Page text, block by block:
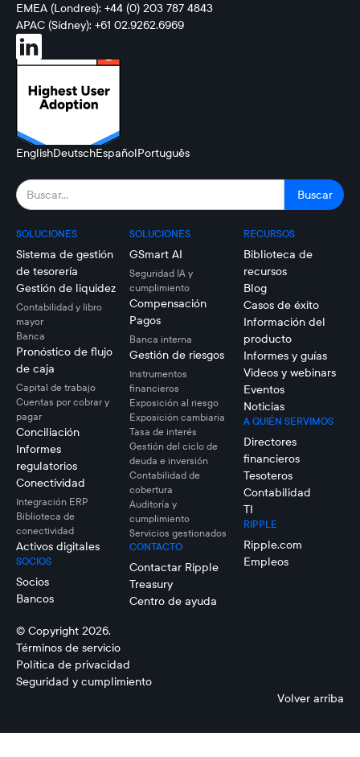
EMEA (Londres): +44 (0) 203 787 4843
APAC (Sídney): +61 02.9262.6969
EnglishDeutschEspañolPortuguês
SOLUCIONES
Sistema de gestión
de tesorería
Gestión de liquidez
Contabilidad y libro
mayor
Banca
Pronóstico de flujo
de caja
Capital de trabajo
Cuentas por cobrar y
pagar
Conciliación
Informes
regulatorios
Conectividad
Integración ERP
Biblioteca de
conectividad
Activos digitales
SOCIOS
Socios
Bancos
SOLUCIONES
GSmart AI
Seguridad IA y
cumplimiento
Compensación
Pagos
Banca interna
Gestión de riesgos
Instrumentos
financieros
Exposición al riesgo
Exposición cambiaria
Tasa de interés
Gestión del ciclo de
deuda e inversión
Contabilidad de
cobertura
Auditoría y
cumplimiento
Servicios gestionados
CONTACTO
Contactar Ripple
Treasury
Centro de ayuda
RECURSOS
Biblioteca de
recursos
Blog
Casos de éxito
Información del
producto
Informes y guías
Videos y webinars
Eventos
Noticias
A QUIÉN SERVIMOS
Directores
financieros
Tesoteros
Contabilidad
TI
RIPPLE
Ripple.com
Empleos
© Copyright 2026.
Términos de servicio
Política de privacidad
Seguridad y cumplimiento
Volver arriba